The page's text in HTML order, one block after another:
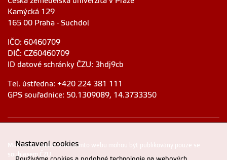
Kamýcká 129
165 00 Praha - Suchdol
IČO: 60460709
DIČ: CZ60460709
ID datové schránky ČZU: 3hdj9cb
Tel. ústředna: +420 224 381 111
GPS souřadnice: 50.1309089, 14.3733350
Materiály umístěné na tomto webu mohou být publikovány pouze se
souhlasem ČZU.
Nastavení cookies